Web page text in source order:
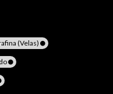
(Velas)